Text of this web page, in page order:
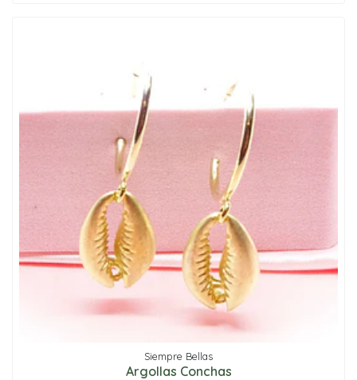
Siempre Bellas
Argollas Conchas